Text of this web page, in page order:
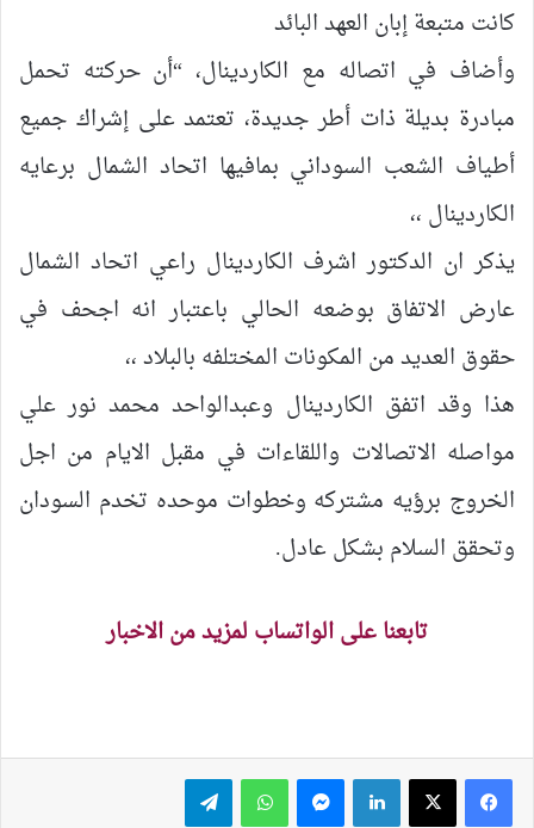
كانت متبعة إبان العهد البائد
وأضاف في اتصاله مع الكاردينال، “أن حركته تحمل
مبادرة بديلة ذات أطر جديدة، تعتمد على إشراك جميع
أطياف الشعب السوداني بمافيها اتحاد الشمال برعايه
الكاردينال ،،
يذكر ان الدكتور اشرف الكاردينال راعي اتحاد الشمال
عارض الاتفاق بوضعه الحالي باعتبار انه اجحف في
حقوق العديد من المكونات المختلفه بالبلاد ،،
هذا وقد اتفق الكاردينال وعبدالواحد محمد نور علي
مواصله الاتصالات واللقاءات في مقبل الايام من اجل
الخروج برؤيه مشتركه وخطوات موحده تخدم السودان
وتحقق السلام بشكل عادل.
تابعنا على الواتساب لمزيد من الاخبار
لينكدإن ماسنجر واتساب تيلقرام